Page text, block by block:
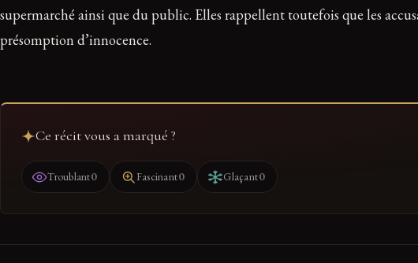
supermarché ainsi que du public. Elles rappellent toutefois que les
présomption d’innocence.
Ce récit vous a marqué ?
Troublant0 Fascinant0 Glaçant0